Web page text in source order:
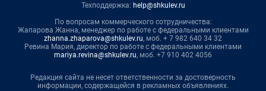
Техподдержка: help@shkulev.ru
По вопросам коммерческого сотрудничества:
Жапарова Жанна, менеджер по работе с федеральными клиентами
zhanna.zhaparova@shkulev.ru, моб. + 7 982 640 34 32
Ревина Мария, директор по работе с федеральными клиентами
mariya.revina@shkulev.ru, моб. +7 910 402 4056
Редакция сайта не несет ответственности за достоверность
информации, содержащейся в рекламных объявлениях.